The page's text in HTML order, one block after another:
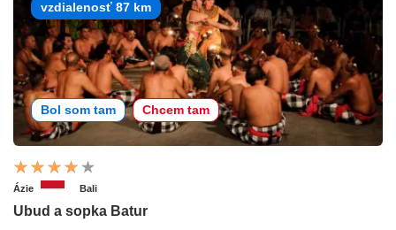
vzdialenosť 87 km
Bol som tam Chcem tam
Ázie Bali
Ubud a sopka Batur